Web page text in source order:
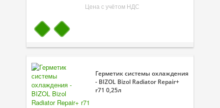
Цена с учётом НДС
Герметик системы охлаждения
- BIZOL Bizol Radiator Repair+
r71 0,25л